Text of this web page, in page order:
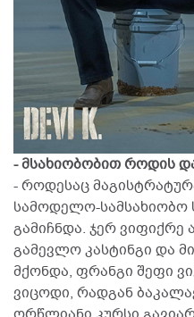
- მსახიობობით როდის
- როდესაც
სამოდელო-სამსახიობო
გამიჩნდა. ჯერ
გამევლო კასტინგი და
მქონდა, ფრანგი შეფი
ვიცოდი, რადგან